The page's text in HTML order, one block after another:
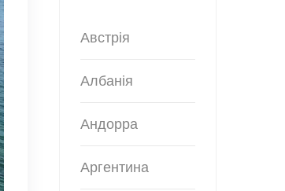
Австрія
Албанія
Андорра
Аргентина